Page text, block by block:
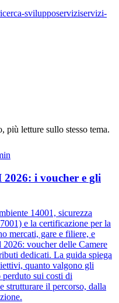
svilupposerviziservizi-
, più letture sullo stesso tema.
i voucher e gli
14001, sicurezza
e la certificazione per la
mercati, gare e filiere, e
voucher delle Camere
dedicati. La guida spiega
quanto valgono gli
sui costi di
strutturare il percorso, dalla